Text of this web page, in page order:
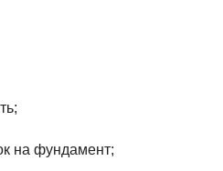
на фундамент;